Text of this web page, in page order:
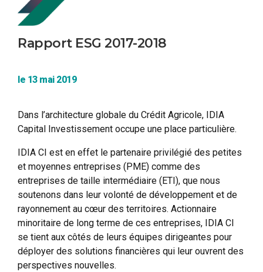
Rapport ESG 2017-2018
le 13 mai 2019
Dans l’architecture globale du Crédit Agricole, IDIA
Capital Investissement occupe une place particulière.
IDIA CI est en effet le partenaire privilégié des petites
et moyennes entreprises (PME) comme des
entreprises de taille intermédiaire (ETI), que nous
soutenons dans leur volonté de développement et de
rayonnement au cœur des territoires. Actionnaire
minoritaire de long terme de ces entreprises, IDIA CI
se tient aux côtés de leurs équipes dirigeantes pour
déployer des solutions financières qui leur ouvrent des
perspectives nouvelles.